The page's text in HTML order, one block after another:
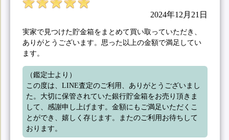
2024年12月21日
実家で見つけた貯金箱をまとめて買い取っていただき、
ありがとうございます。思った以上の金額で満足してい
ます。
（鑑定士より）
この度は、LINE査定のご利用、ありがとうございまし
た。大切に保管されていた銀行貯金箱をお売り頂きま
して、感謝申し上げます。金額にもご満足いただくこ
とができ、嬉しく存じます。またのご利用お待ちして
おります。